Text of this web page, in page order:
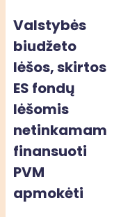
Valstybės
biudžeto
lėšos, skirtos
ES fondų
lėšomis
netinkamam
finansuoti
PVM
apmokėti